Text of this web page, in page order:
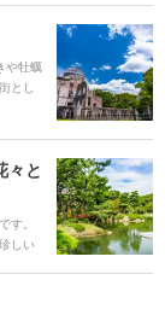
や牡蠣
とし
々と
す。
しい